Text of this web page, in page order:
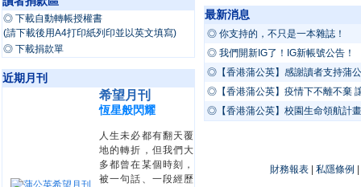
◎ 下載自動轉帳授權書
(請下載後用A4打印紙列印並以英文填寫)
◎ 下載捐款單
近期月刊
希望月刊
恆星般閃耀
人生未必都有翻天覆
地的轉折，但我們大
多都曾在某個時刻，
被一句話、一段經歷
最新消息
◎ 你支持的，不只是一本雜誌！
◎ 我們開新IG了！IG新帳號公告！
◎【香港蒲公英】感謝讀者支持蒲
◎【香港蒲公英】疫情下不離不棄
◎【香港蒲公英】校園生命領航計畫
財務報表| 私隱條例